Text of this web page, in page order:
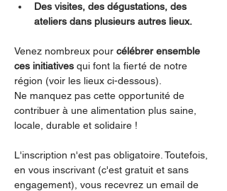
Des visites, des dégustations, des
ateliers dans plusieurs autres lieux.
Venez nombreux pour célébrer ensemble
ces initiatives qui font la fierté de notre
région (voir les lieux ci-dessous).
Ne manquez pas cette opportunité de
contribuer à une alimentation plus saine,
locale, durable et solidaire !
L'inscription n'est pas obligatoire. Toutefois,
en vous inscrivant (c'est gratuit et sans
engagement), vous recevrez un email de